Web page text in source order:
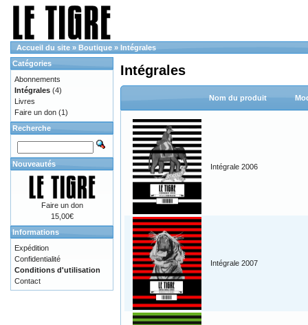
Accueil du site » Boutique » Intégrales
Intégrales
Nom du produit
Intégrale 2006
Intégrale 2007
Catégories
Abonnements
Intégrales (4)
Livres
Faire un don (1)
Recherche
Nouveautés
Faire un don
15,00€
Informations
Expédition
Confidentialité
Conditions d'utilisation
Contact